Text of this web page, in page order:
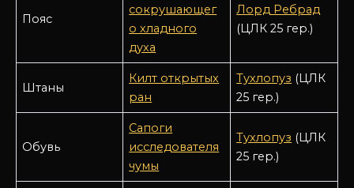
Пояс
сокрушающег
о хладного
духа
Лорд Ребрад
(ЦЛК 25 гер.)
Штаны
Килт открытых
ран
Тухлопуз (ЦЛК
25 гер.)
Обувь
Сапоги
исследователя
чумы
Тухлопуз (ЦЛК
25 гер.)